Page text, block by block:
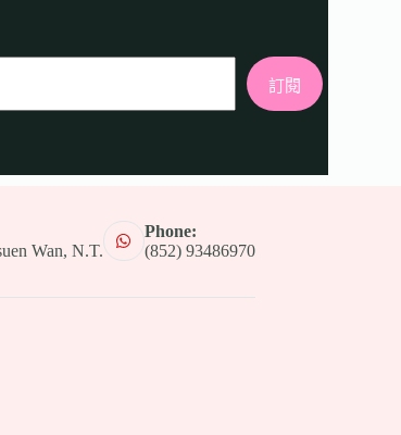
訂閱
Wan, N.T.
Phone:
(852) 93486970